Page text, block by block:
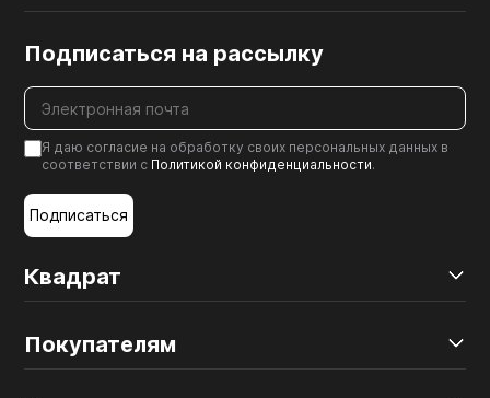
Квадрат
Покупателям
Подписаться на рассылку
Я даю согласие на обработку своих персональных данных в
соответствии с Политикой конфиденциальности.
Подписаться